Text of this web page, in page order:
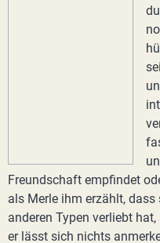
Freundschaft empfindet
als Merle ihm erzählt,
anderen Typen verliebt
er lässt sich nichts